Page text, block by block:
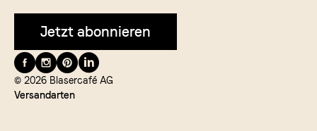
Jetzt abonnieren
Folge
uns
auf
© 2026 Blasercafé AG
Versandarten